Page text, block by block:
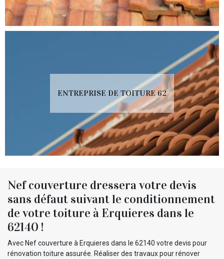
ENTREPRISE DE TOITURE 62
Nef couverture dressera votre devis
sans défaut suivant le conditionnement
de votre toiture à Erquieres dans le
62140 !
Avec Nef couverture à Erquieres dans le 62140 votre devis pour
rénovation toiture assurée. Réaliser des travaux pour rénover